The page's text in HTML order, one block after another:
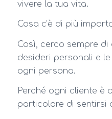
vivere la tua vita.
Cosa c’è di più
Così, cerco sempre
desideri personali e
ogni persona.
Perché ogni cliente è
particolare di sentirsi